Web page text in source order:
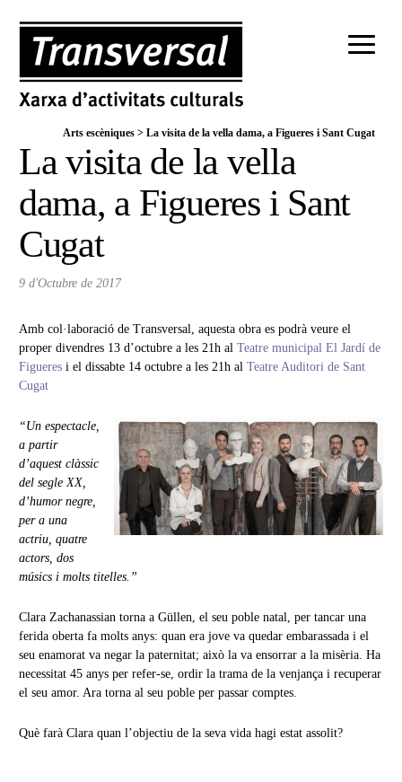
Arts escèniques > La visita de la vella dama, a Figueres i Sant Cugat
La visita de la vella
dama, a Figueres i Sant
Cugat
9 d'Octubre de 2017
Amb col·laboració de Transversal, aquesta obra es podrà veure el
proper divendres 13 d’octubre a les 21h al Teatre municipal El Jardí de
Figueres i el dissabte 14 octubre a les 21h al Teatre Auditori de Sant
Cugat
“Un espectacle,
a partir
d’aquest clàssic
del segle XX,
d’humor negre,
per a una
actriu, quatre
actors, dos
músics i molts titelles.”
Clara Zachanassian torna a Güllen, el seu poble natal, per tancar una
ferida oberta fa molts anys: quan era jove va quedar embarassada i el
seu enamorat va negar la paternitat; això la va ensorrar a la misèria. Ha
necessitat 45 anys per refer-se, ordir la trama de la venjança i recuperar
el seu amor. Ara torna al seu poble per passar comptes.
Què farà Clara quan l’objectiu de la seva vida hagi estat assolit?